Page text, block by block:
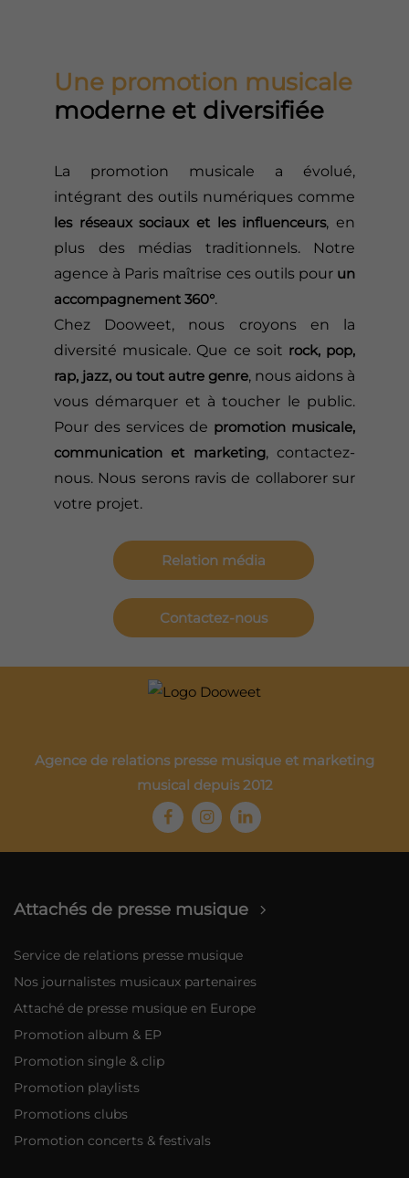
Une promotion musicale
moderne et diversifiée
La promotion musicale a évolué,
intégrant des outils numériques comme
les réseaux sociaux et les influenceurs, en
plus des médias traditionnels. Notre
agence à Paris maîtrise ces outils pour un
accompagnement 360°.
Chez Dooweet, nous croyons en la
diversité musicale. Que ce soit rock, pop,
rap, jazz, ou tout autre genre, nous aidons à
vous démarquer et à toucher le public.
Pour des services de promotion musicale,
communication et marketing, contactez-
nous. Nous serons ravis de collaborer sur
votre projet.
Relation média
Contactez-nous
Agence de relations presse musique et marketing
musical depuis 2012
Attachés de presse musique
Service de relations presse musique
Nos journalistes musicaux partenaires
Attaché de presse musique en Europe
Promotion album & EP
Promotion single & clip
Promotion playlists
Promotions clubs
Promotion concerts & festivals